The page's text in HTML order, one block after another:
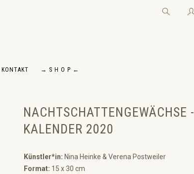
KONTAKT → S H O P ←
NACHTSCHATTENGEWÄCHSE -
KALENDER 2020
Künstler*in: Nina Heinke & Verena Postweiler
Format: 15 x 30 cm